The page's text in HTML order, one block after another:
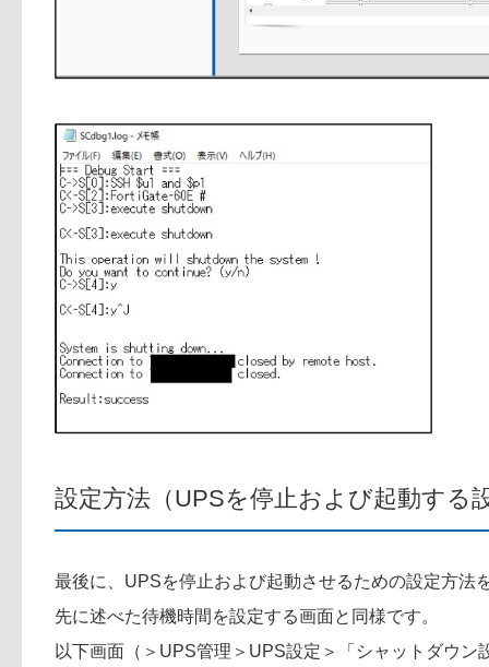
設定方法（UPSを停止および起動する
最後に、UPSを停止および起動させるための設定方法
先に述べた待機時間を設定する画面と同様です。
以下画面（＞UPS管理＞UPS設定＞「シャットダウン